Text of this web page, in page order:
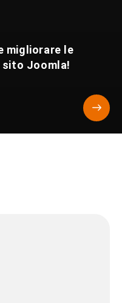
migliorare le
sito Joomla!